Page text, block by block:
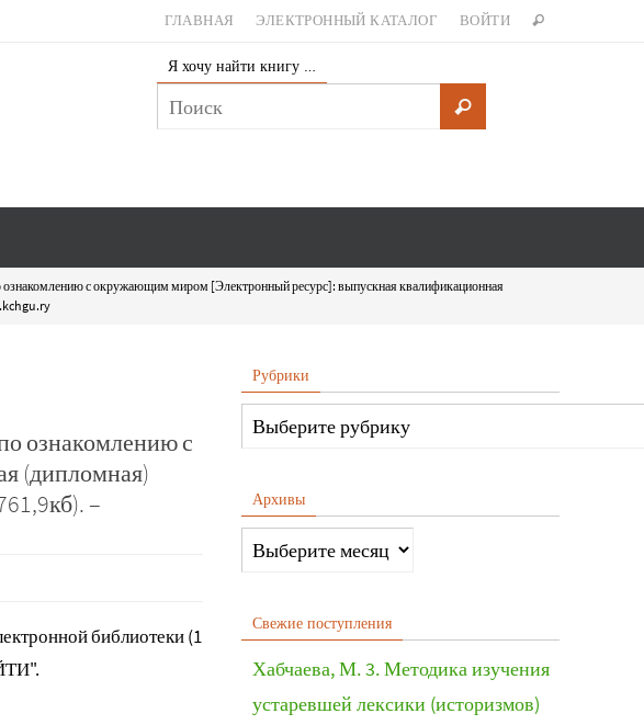
ГЛАВНАЯ ЭЛЕКТРОННЫЙ КАТАЛОГ ВОЙТИ
Я хочу найти книгу …
с окружающим миром [Электронный ресурс]: выпускная квалификационная
ознакомлению с
(дипломная)
–
библиотеки (1
Рубрики
Архивы
Свежие поступления
Хабчаева, М. 3. Методика изучения
устаревшей лексики (историзмов)